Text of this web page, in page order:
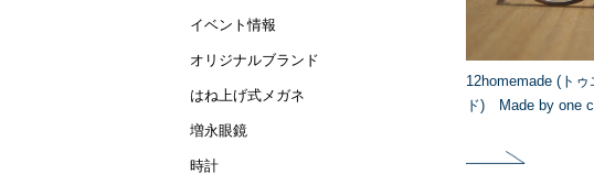
12homemade (ト
ド) Made by one
イベント情報
オリジナルブランド
はね上げ式メガネ
増永眼鏡
時計